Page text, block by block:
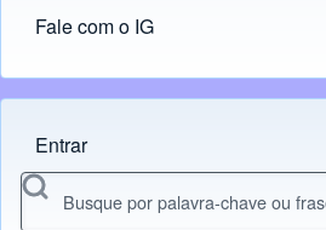
Fale com o IG
Menu do usuário
Entrar
Search